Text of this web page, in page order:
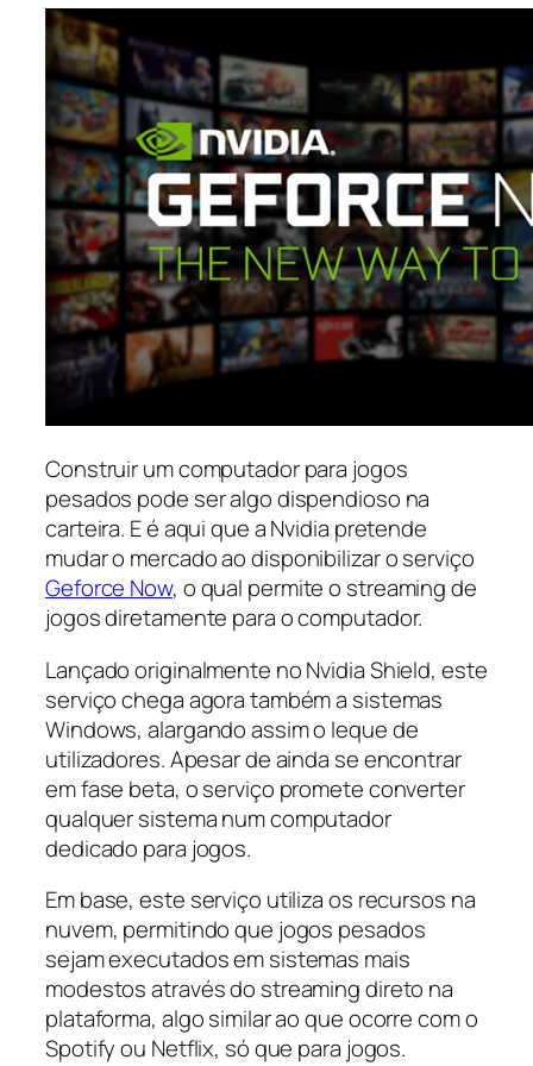
Construir um computador para jogos
pesados pode ser algo dispendioso na
carteira. E é aqui que a Nvidia pretende
mudar o mercado ao disponibilizar o serviço
Geforce Now, o qual permite o streaming de
jogos diretamente para o computador.
Lançado originalmente no Nvidia Shield, este
serviço chega agora também a sistemas
Windows, alargando assim o leque de
utilizadores. Apesar de ainda se encontrar
em fase beta, o serviço promete converter
qualquer sistema num computador
dedicado para jogos.
Em base, este serviço utiliza os recursos na
nuvem, permitindo que jogos pesados
sejam executados em sistemas mais
modestos através do streaming direto na
plataforma, algo similar ao que ocorre com o
Spotify ou Netflix, só que para jogos.